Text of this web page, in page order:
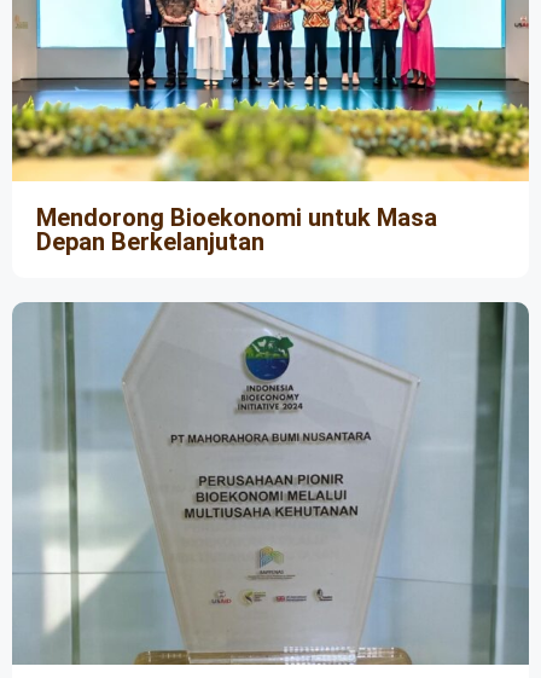
Mendorong Bioekonomi untuk Masa
Depan Berkelanjutan